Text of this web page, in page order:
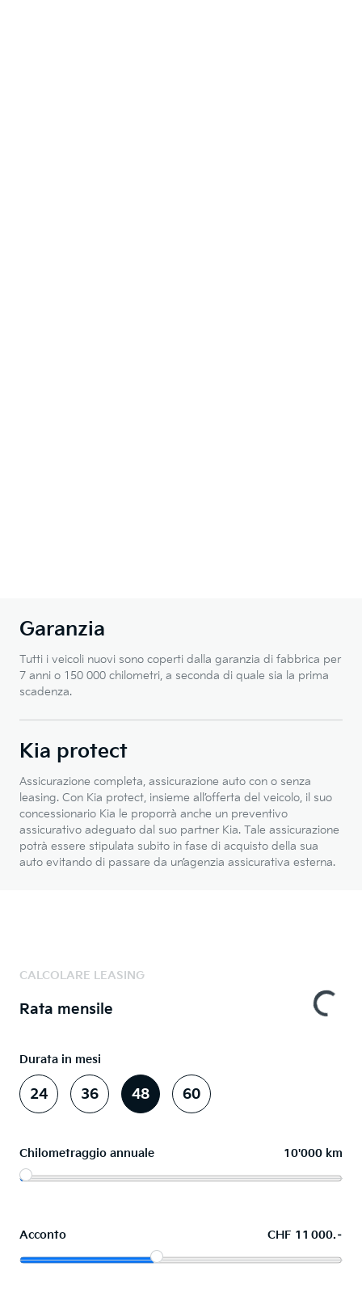
Garanzia
Tutti i veicoli nuovi sono coperti dalla garanzia di fabbrica per
7 anni o 150 000 chilometri, a seconda di quale sia la prima
scadenza.
Kia protect
Assicurazione completa, assicurazione auto con o senza
leasing. Con Kia protect, insieme all’offerta del veicolo, il suo
concessionario Kia le proporrà anche un preventivo
assicurativo adeguato dal suo partner Kia. Tale assicurazione
potrà essere stipulata subito in fase di acquisto della sua
auto evitando di passare da un’agenzia assicurativa esterna.
CALCOLARE LEASING
Rata mensile
Durata in mesi
24 36 48 60
Chilometraggio annuale 10'000 km
Acconto CHF 11 000.–